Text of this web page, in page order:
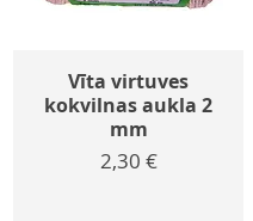
Vīta virtuves
kokvilnas aukla 2
mm
Cena
2,30 €